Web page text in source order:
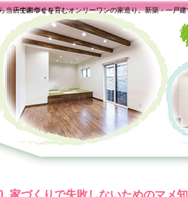
家づくりで失敗しないためのマメ
一生の幸せを育むオンリーワンの家造り。新築・一戸
当店で家づくり